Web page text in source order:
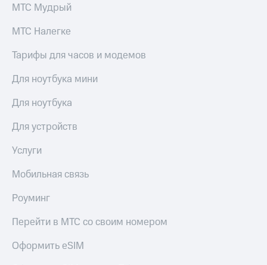
МТС Мудрый
МТС Налегке
Тарифы для часов и модемов
Для ноутбука мини
Для ноутбука
Для устройств
Услуги
Мобильная связь
Роуминг
Перейти в МТС со своим номером
Оформить eSIM